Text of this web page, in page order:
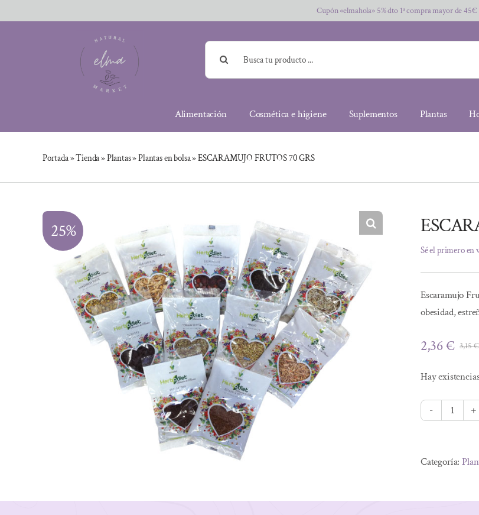
al
Cupón «elmahola» 5% dto 1ª compra mayor de 45€
Buscar:
Alimentación Cosmética e higiene Suplementos Plantas
Portada»Tienda»Plantas»Plantas en bolsa»ESCARAMUJO FRUTOS 70 GRS
25%
Sé el primero en
Escaramujo
obesidad,
3,15€El
2,36€
El
Hay
GRS
Categoría: